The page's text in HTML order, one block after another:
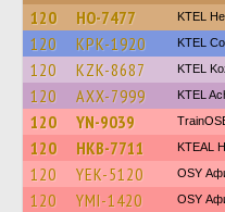
120 HO-7477 KTEL
120 KPK-1920 KTEL
120 KZK-8687 ΚΤΕL
120 AXX-7999 KTEL
120 YN-9039
120 HKB-7711 KTEAL
120 YEK-5120 OSY
120 YMI-1420 OSY